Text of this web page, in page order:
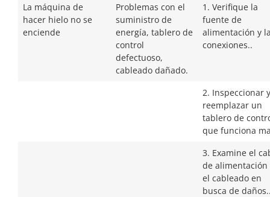
La máquina de
hacer hielo no se
enciende
Problemas con el
suministro de
energía, tablero de
control
defectuoso,
cableado dañado.
1. Verifique la
fuente de
alimentación y
conexiones..
2. Inspeccionar y
reemplazar un
tablero de
que funciona
3. Examine el
de alimentación
el cableado en
busca de